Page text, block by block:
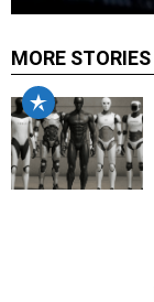
MORE STORIES